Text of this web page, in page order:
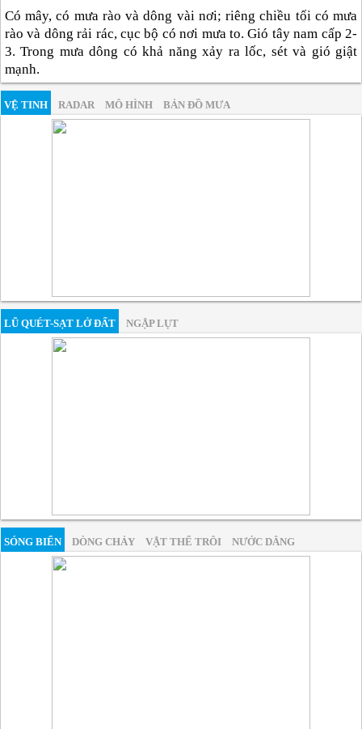
Có mây, có mưa rào và dông vài nơi; riêng chiều tối có mưa
rào và dông rải rác, cục bộ có nơi mưa to. Gió tây nam cấp 2-
3. Trong mưa dông có khả năng xảy ra lốc, sét và gió giật
mạnh.
VỆ TINH RADAR MÔ HÌNH BẢN ĐỒ MƯA
LŨ QUÉT-SẠT LỞ ĐẤT NGẬP LỤT
SÓNG BIỂN DÒNG CHẢY VẬT THỂ TRÔI NƯỚC DÂNG